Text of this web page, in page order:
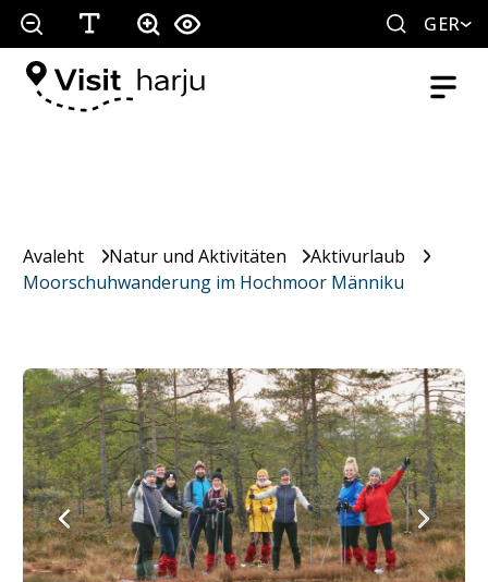
GER
Avaleht Natur und Aktivitäten
Aktivurlaub
Moorschuhwanderung im Hochmoor Männiku